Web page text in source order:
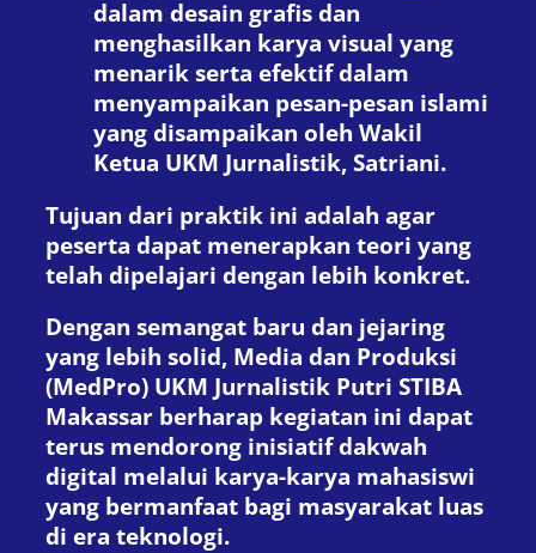
dalam desain grafis dan
menghasilkan karya visual yang
menarik serta efektif dalam
menyampaikan pesan-pesan islami
yang disampaikan oleh Wakil
Ketua UKM Jurnalistik, Satriani.
Tujuan dari praktik ini adalah agar
peserta dapat menerapkan teori yang
telah dipelajari dengan lebih konkret.
Dengan semangat baru dan jejaring
yang lebih solid, Media dan Produksi
(MedPro) UKM Jurnalistik Putri STIBA
Makassar berharap kegiatan ini dapat
terus mendorong inisiatif dakwah
digital melalui karya-karya mahasiswi
yang bermanfaat bagi masyarakat luas
di era teknologi.